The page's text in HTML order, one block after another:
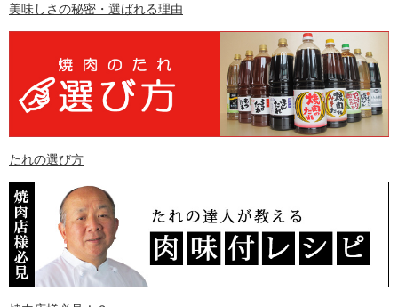
美味しさの秘密・選ばれる理由
たれの選び方